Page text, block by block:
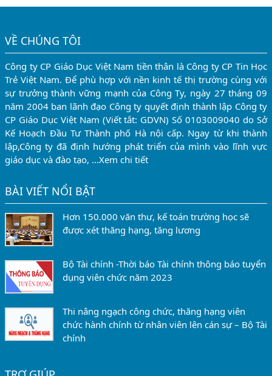
VỀ CHÚNG TÔI
Công ty CP Giáo Dục Việt Nam tiền thân là Công ty CP Tin Học
Trẻ Việt Nam. Để phù hợp với nền kinh tế thị trường cùng với
sự trưởng thành vững mạnh của Công Ty, ngày 27 tháng 09
năm 2004 ban lãnh đạo Công ty quyết định thành lập Công ty
CP Giáo Dục Việt Nam (Viết tắt: GDVN) Số 0103009040 do Sở
Kế Hoạch Đầu Tư Thành phố Hà nội cấp. Ngay từ khi thành
lập,Công ty đã định hướng phát triển của mình vào lĩnh vực
giáo dục và đào tạo, …Xem chi tiết
BÀI VIẾT NỔI BẬT
Hơn 150.000 văn thư, kế toán trường học sẽ
được xét thăng hạng, tăng lương
Bộ Tài chính -Thời báo Tài chính thông báo tuyển
dụng viên chức năm 2023
Thi nâng ngạch công chức, thăng hạng viên
chức hành chính từ nhân viên lên cán sự – Bộ Tài
chính